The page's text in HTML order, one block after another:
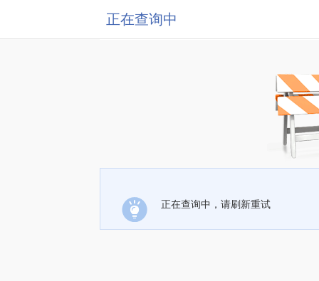
正在查询中
正在查询中，请刷新重试